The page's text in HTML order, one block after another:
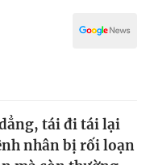
tái đi tái lại
nhân bị rối loạn